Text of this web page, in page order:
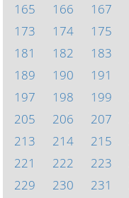
165
166 167
173
174 175
181
182 183
189
190 191
197
198 199
205
206 207
213
214 215
221
222 223
229
230 231